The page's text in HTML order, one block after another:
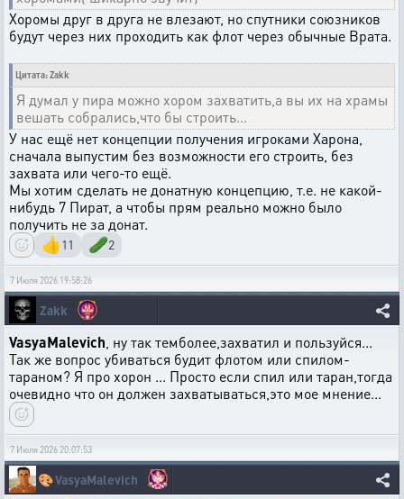
Хоромы друг в друга не влезают, но спутники союзников
будут через них проходить как флот через обычные Врата.
Цитата: Zakk
Я думал у пира можно хором захватить,а вы их на храмы
вешать собрались,что бы строить...
У нас ещё нет концепции получения игроками Харона,
сначала выпустим без возможности его строить, без
захвата или чего-то ещё.
Мы хотим сделать не донатную концепцию, т.е. не какой-
нибудь 7 Пират, а чтобы прям реально можно было
получить не за донат.
👍11 🥒2
7 Июля 2026 19:58:26
Zakk
VasyaMalevich , ну так темболее,захватил и пользуйся...
Так же вопрос убиваться будит флотом или спилом-
тараном? Я про хорон ... Просто если спил или таран,тогда
очевидно что он должен захватываться,это мое мнение...
7 Июля 2026 20:07:53
🎨VasyaMalevich